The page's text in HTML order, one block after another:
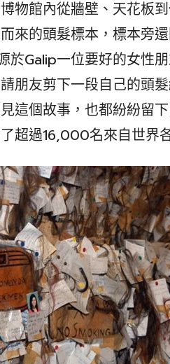
物館內從牆壁、天花板
來的頭髮標本，標本旁
於Galip一位要好的女性
朋友剪下一段自己的頭
這個故事，也都紛紛留
超過16,000名來自世界